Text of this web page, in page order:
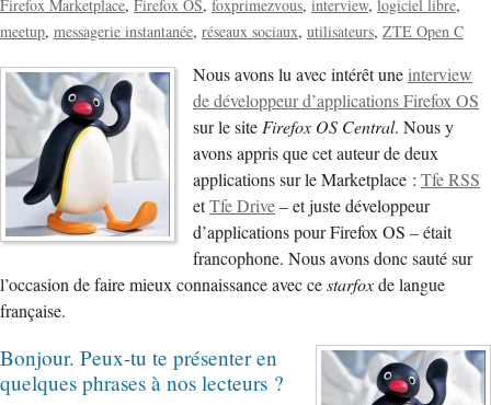
Firefox Marketplace Firefox OS foxprimezvous interview logiciel libre
meetup messagerie instantanée réseaux sociaux utilisateurs ZTE Open C
Nous avons lu avec intérêt uneinterview
de développeur d’applications Firefox OS
sur le siteFirefox OS Central. Nous y
avons appris que cet auteur de deux
applications sur le Marketplace :Tfe RSS
etTfe Drive– et juste développeur
d’applications pour Firefox OS – était
francophone. Nous avons donc sauté sur
l’occasion de faire mieux connaissance avec cestarfoxde langue
française.
Bonjour. Peux-tu te présenter en
quelques phrases à nos lecteurs ?